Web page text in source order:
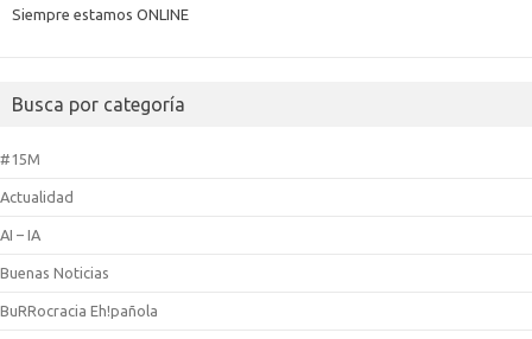
Siempre estamos ONLINE
Busca por categoría
#15M
Actualidad
AI – IA
Buenas Noticias
BuRRocracia Eh!pañola